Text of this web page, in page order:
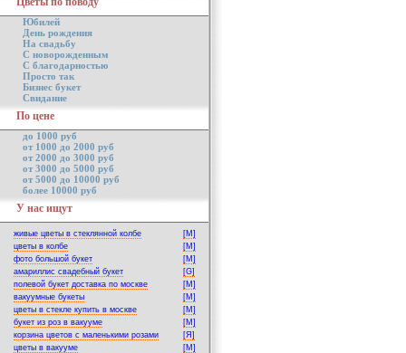
Юбилей
День рождения
На свадьбу
С новорожденным
С благодарностью
Просто так
Бизнес букет
Свидание
По цене
до 1000 руб
от 1000 до 2000 руб
от 2000 до 3000 руб
от 3000 до 5000 руб
от 5000 до 10000 руб
более 10000 руб
У нас ищут
живые цветы в стеклянной колбе
[M]
цветы в колбе
[M]
фото большой букет
[M]
амариллис свадебный букет
[G]
полевой букет доставка по москве
[M]
вакуумные букеты
[M]
цветы в стекле купить в москве
[M]
букет из роз в вакууме
[M]
корзина цветов с маленькими розами
[Я]
цветы в вакууме
[M]